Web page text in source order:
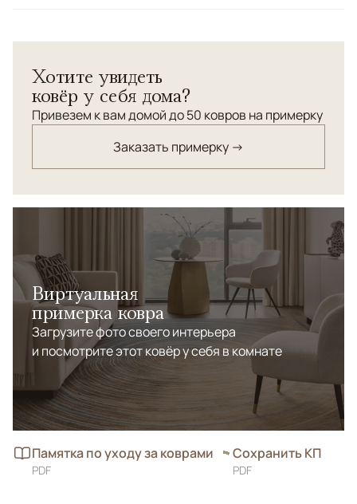
орнамент теплого оттенка серого с шерстяной
безворсовой основой лимонно-бежевого цвета.
Прекрасен в интерьерах в стиле ар деко.
Хотите увидеть
ковёр у себя дома?
Привезем к вам домой до 50 ковров на примерку
Заказать примерку →
Виртуальная
примерка ковра
Загрузите фото своего интерьера
и посмотрите этот ковёр у себя в комнате
Памятка по уходу за коврами
PDF
Сохранить КП
PDF